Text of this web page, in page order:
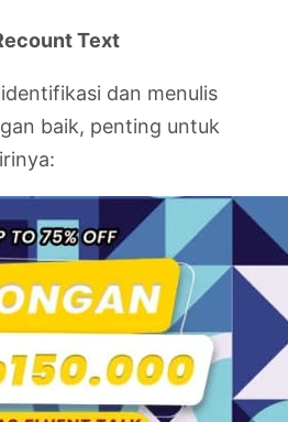
Text
dan menulis
baik, penting untuk